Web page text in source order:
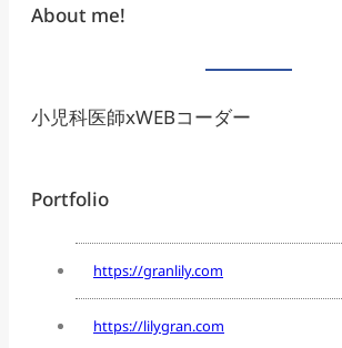
About me!
小児科医師xWEBコーダー
Portfolio
https://granlily.com
https://lilygran.com